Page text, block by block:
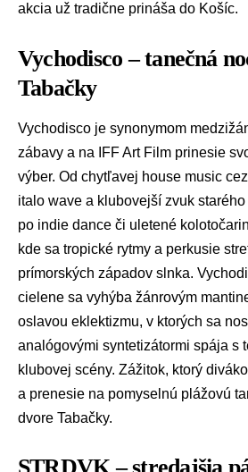
akcia už tradične prináša do Košíc.
Vychodisco – tanečná
Tabačky
Vychodisco je synonymom
zábavy a na IFF Art Film prinesie
výber. Od chytľavej house music
italo wave a klubovejší zvuk
po indie dance či uletené
kde sa tropické rytmy a perkusie
prímorských západov slnka.
cielene sa vyhýba žánrovým
oslavou eklektizmu, v ktorých sa
analógovými syntetizátormi spája s
klubovej scény. Zážitok, ktorý
a prenesie na pomyselnú plážovú
dvore Tabačky.